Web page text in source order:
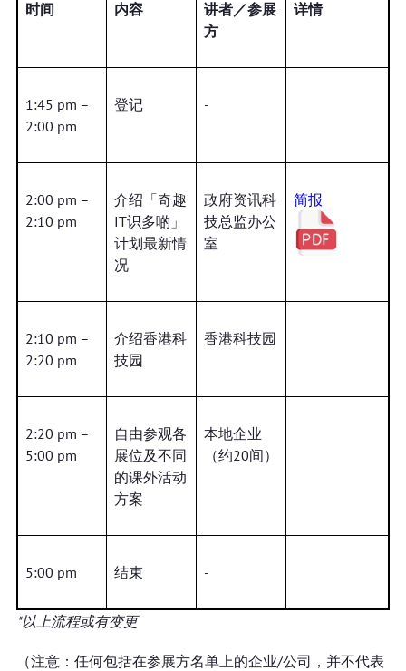
时间 内容
讲者／参展
方
详情
1:45 pm –
2:00 pm
登记 -
2:00 pm –
2:10 pm
介绍「奇趣
IT识多啲」
计划最新情
况
政府资讯科
技总监办公
室
简报
2:10 pm –
2:20 pm
介绍香港科
技园
香港科技园
2:20 pm –
5:00 pm
自由参观各
展位及不同
的课外活动
方案
本地企业
（约20间）
5:00 pm 结束 -
*以上流程或有变更
（注意：任何包括在参展方名单上的企业/公司，并不代表